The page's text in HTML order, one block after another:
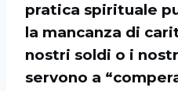
pratica spirituale
la mancanza di
nostri soldi o i
servono a